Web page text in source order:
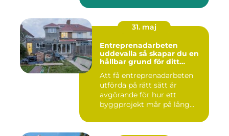
31. maj
Entreprenadarbeten
uddevalla så skapar du en
hållbar grund för ditt
Att få entreprenadarbeten
utförda på rätt sätt är
avgörande för hur ett
byggprojekt mår på lång